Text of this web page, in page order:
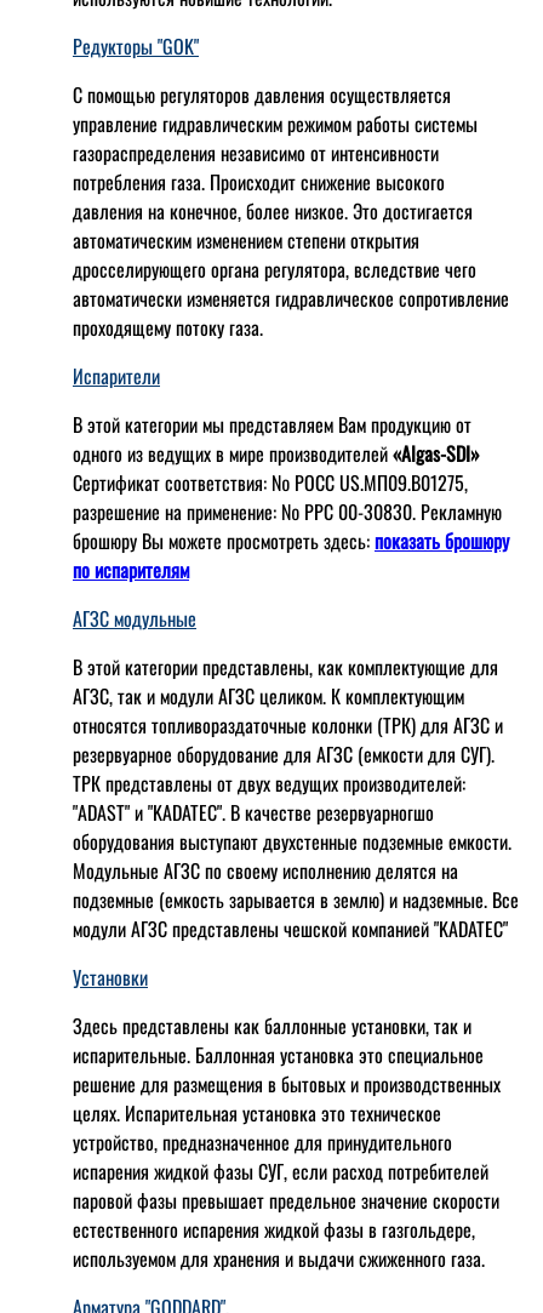
Редукторы "GOK"
С помощью регуляторов давления осуществляется
управление гидравлическим режимом работы системы
газораспределения независимо от интенсивности
потребления газа. Происходит снижение высокого
давления на конечное, более низкое. Это достигается
автоматическим изменением степени открытия
дросселирующего органа регулятора, вследствие чего
автоматически изменяется гидравлическое сопротивление
проходящему потоку газа.
Испарители
В этой категории мы представляем Вам продукцию от
одного из ведущих в мире производителей«Algas-SDI»
Сертификат соответствия: № РОСС US.МП09.В01275,
разрешение на применение: № РРС 00-30830. Рекламную
брошюру Вы можете просмотреть здесь:показать брошюру
по испарителям
АГЗС модульные
В этой категории представлены, как комплектующие для
АГЗС, так и модули АГЗС целиком. К комплектующим
относятся топливораздаточные колонки (ТРК) для АГЗС и
резервуарное оборудование для АГЗС (емкости для СУГ).
ТРК представлены от двух ведущих производителей:
"ADAST" и "KADATEC". В качестве резервуарногшо
оборудования выступают двухстенные подземные емкости.
Модульные АГЗС по своему исполнению делятся на
подземные (емкость зарывается в землю) и надземные. Все
модули АГЗС представлены чешской компанией "KADATEC"
Установки
Здесь представлены как баллонные установки, так и
испарительные. Баллонная установка это специальное
решение для размещения в бытовых и производственных
целях. Испарительная установка это техническое
устройство, предназначенное для принудительного
испарения жидкой фазы СУГ, если расход потребителей
паровой фазы превышает предельное значение скорости
естественного испарения жидкой фазы в газгольдере,
используемом для хранения и выдачи сжиженного газа.